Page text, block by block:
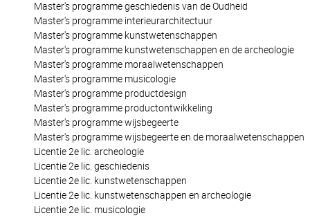
Master's programme geschiedenis van de Oudheid
Master's programme interieurarchitectuur
Master's programme kunstwetenschappen
Master's programme kunstwetenschappen en de archeologie
Master's programme moraalwetenschappen
Master's programme musicologie
Master's programme productdesign
Master's programme productontwikkeling
Master's programme wijsbegeerte
Master's programme wijsbegeerte en de moraalwetenschappen
Licentie 2e lic. archeologie
Licentie 2e lic. geschiedenis
Licentie 2e lic. kunstwetenschappen
Licentie 2e lic. kunstwetenschappen en archeologie
Licentie 2e lic. musicologie